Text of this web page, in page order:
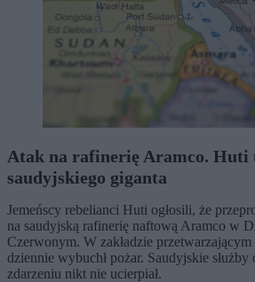
Atak na rafinerię Aramco. Huti
saudyjskiego giganta
Jemeńscy rebelianci Huti ogłosili, że
na saudyjską rafinerię naftową Aramco w
Czerwonym. W zakładzie
dziennie wybuchł pożar. Saudyjskie służby
zdarzeniu nikt nie ucierpiał.